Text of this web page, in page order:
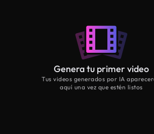
Genera tu primer video
Tus videos generados por IA
aquí una vez que estén listos